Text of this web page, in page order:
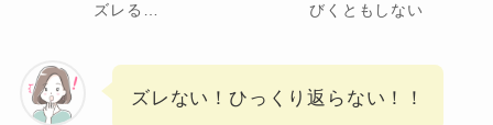
ズレる… びくともしない
ズレない！ひっくり返らない！！